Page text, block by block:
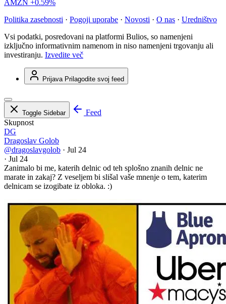
AMZN +0.59%
Politika zasebnosti · Pogoji uporabe · Novosti · O nas · Uredništvo
Vsi podatki, posredovani na platformi Bulios, so namenjeni
izključno informativnim namenom in niso namenjeni trgovanju ali
investiranju. Izvedite več
Prijava Prilagodite svoj feed
Toggle Sidebar
Feed
Skupnost
DG
Dragoslav Golob
@dragoslavgolob · Jul 24
· Jul 24
Zanimalo bi me, katerih delnic od teh splošno znanih delnic ne
marate in zakaj? Z veseljem bi slišal vaše mnenje o tem, katerim
delnicam se izogibate iz obloka. :)